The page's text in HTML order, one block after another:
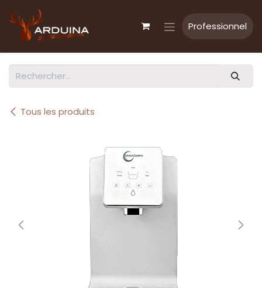
Professionnel
Tous les produits